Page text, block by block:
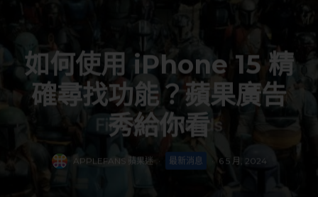
如何使用 iPhone 15 精
確尋找功能？蘋果廣告
秀給你看
APPLEFANS 蘋果迷 最新消息 6 5 月, 2024